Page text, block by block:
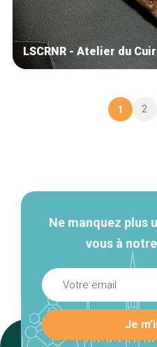
LSCRNR - Atelier du Cuir
1 2
Ne manquez plus
vous à